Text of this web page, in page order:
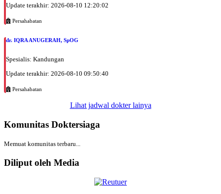
Update terakhir: 2026-08-10 12:20:02
Persahabatan
dr. IQRA ANUGERAH, SpOG
Spesialis: Kandungan
Update terakhir: 2026-08-10 09:50:40
Persahabatan
Lihat jadwal dokter lainya
Komunitas Doktersiaga
Memuat komunitas terbaru...
Diliput oleh Media